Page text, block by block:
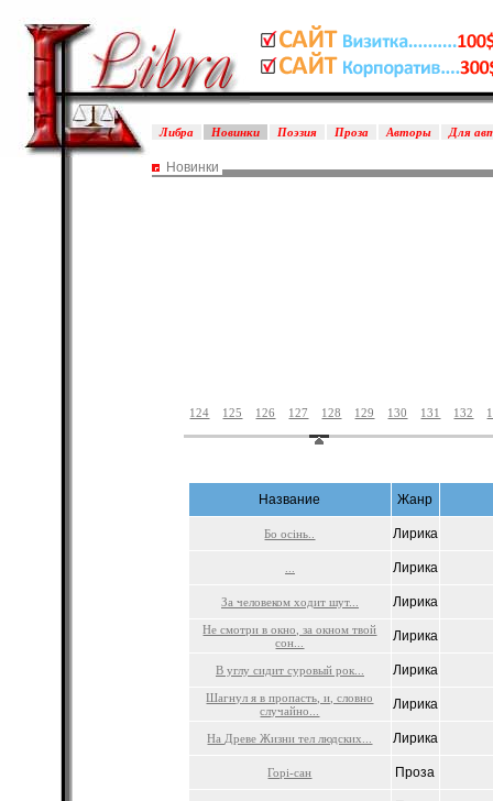
Либра Новинки Поэзия Проза Авторы Для
Новинки
124 125 126 127 128 129 130 131 132
Название Жанр
Бо осінь.. Лирика
Лирика
За человеком ходит шут... Лирика
Не смотри в окно, за окном твой
сон...
Лирика
В углу сидит суровый рок... Лирика
Шагнул я в пропасть, и, словно
случайно...
Лирика
На Древе Жизни тел людских... Лирика
Горі-сан Проза